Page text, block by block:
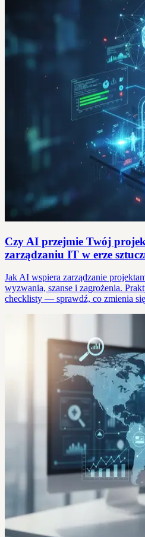
Czy AI przejmie Twój
zarządzaniu IT w erze
Jak AI wspiera zarządzanie
wyzwania, szanse i zagrożenia.
checklisty — sprawdź, co zmienia